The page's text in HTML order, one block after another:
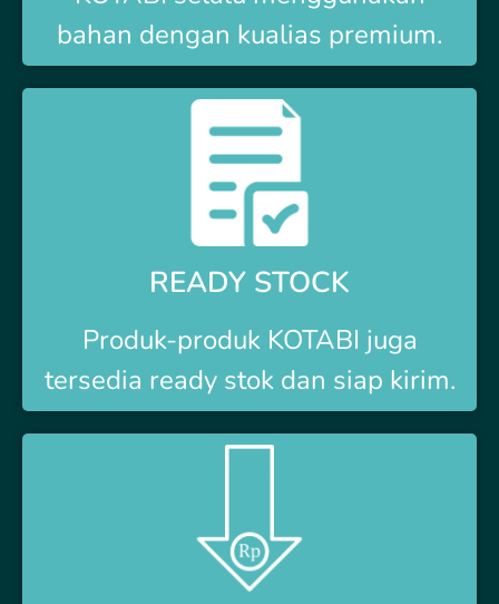
bahan dengan kualias premium.
READY STOCK
Produk-produk KOTABI juga
tersedia ready stok dan siap kirim.